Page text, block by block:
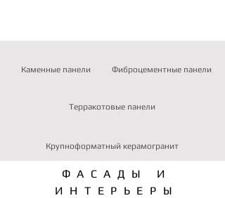
Каменные панели Фиброцементные панели
Терракотовые панели
Крупноформатный керамогранит
ФАСАДЫ И
ИНТЕРЬЕРЫ